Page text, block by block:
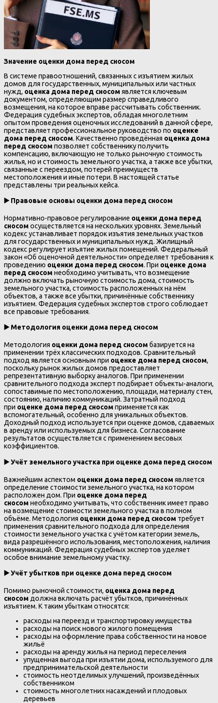
Значение оценки дома перед сносом
В системе правоотношений, связанных с изъятием жилых
домов для государственных, муниципальных или частных
нужд, оценка дома перед сносом является ключевым
документом, определяющим размер справедливого
возмещения, на которое вправе рассчитывать собственник.
Федерация судебных экспертов, обладая многолетним
опытом проведения оценочных исследований в данной сфере,
представляет профессиональное руководство по оценке
дома перед сносом. Качественно проведённая оценка дома
перед сносом позволяет собственнику получить
компенсацию, включающую не только рыночную стоимость
жилья, но и стоимость земельного участка, а также все убытки,
связанные с переездом, потерей преимуществ
местоположения и иные потери. В настоящей статье
представлены три реальных кейса.
▶️ Правовые основы оценки дома перед сносом
Нормативно-правовое регулирование оценки дома перед
сносом осуществляется на нескольких уровнях. Земельный
кодекс устанавливает порядок изъятия земельных участков
для государственных и муниципальных нужд. Жилищный
кодекс регулирует изъятие жилых помещений. Федеральный
закон «Об оценочной деятельности» определяет требования к
проведению оценки дома перед сносом. При оценке дома
перед сносом необходимо учитывать, что возмещение
должно включать рыночную стоимость дома, стоимость
земельного участка, стоимость расположенных на нём
объектов, а также все убытки, причинённые собственнику
изъятием. Федерация судебных экспертов строго соблюдает
все правовые требования.
▶️ Методология оценки дома перед сносом
Методология оценки дома перед сносом базируется на
применении трёх классических подходов. Сравнительный
подход является основным при оценке дома перед сносом,
поскольку рынок жилых домов предоставляет
репрезентативную выборку аналогов. При применении
сравнительного подхода эксперт подбирает объекты-аналоги,
сопоставимые по местоположению, площади, материалу стен,
состоянию, наличию коммуникаций. Затратный подход
при оценке дома перед сносом применяется как
вспомогательный, особенно для уникальных объектов.
Доходный подход используется при оценке домов, сдаваемых
в аренду или используемых для бизнеса. Согласование
результатов осуществляется с применением весовых
коэффициентов.
▶️Учёт земельного участка при оценке дома перед сносом
Важнейшим аспектом оценки дома перед сносом является
определение стоимости земельного участка, на котором
расположен дом. При оценке дома перед
сносом необходимо учитывать, что собственник имеет право
на возмещение стоимости земельного участка в полном
объёме. Методология оценки дома перед сносом требует
применения сравнительного подхода для определения
стоимости земельного участка с учётом категории земель,
вида разрешённого использования, местоположения, наличия
коммуникаций. Федерация судебных экспертов уделяет
особое внимание земельному участку.
▶️Учёт убытков при оценке дома перед сносом
Помимо рыночной стоимости, оценка дома перед
сносом должна включать расчёт убытков, причинённых
изъятием. К таким убыткам относятся:
расходы на переезд и транспортировку имущества
расходы на поиск нового жилого помещения
расходы на оформление права собственности на новое
жильё
расходы на аренду жилья на период переселения
упущенная выгода при изъятии дома, используемого для
предпринимательской деятельности
стоимость неотделимых улучшений, произведённых
собственником
стоимость многолетних насаждений и плодовых
деревьев